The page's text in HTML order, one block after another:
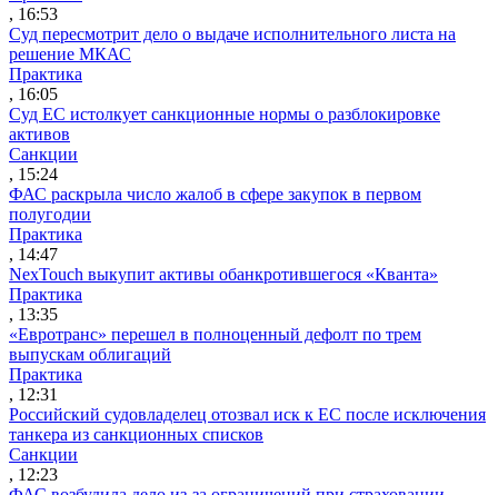
, 16:53
Суд пересмотрит дело о выдаче исполнительного листа на
решение МКАС
Практика
, 16:05
Суд ЕС истолкует санкционные нормы о разблокировке
активов
Санкции
, 15:24
ФАС раскрыла число жалоб в сфере закупок в первом
полугодии
Практика
, 14:47
NexTouch выкупит активы обанкротившегося «Кванта»
Практика
, 13:35
«Евротранс» перешел в полноценный дефолт по трем
выпускам облигаций
Практика
, 12:31
Российский судовладелец отозвал иск к ЕС после исключения
танкера из санкционных списков
Санкции
, 12:23